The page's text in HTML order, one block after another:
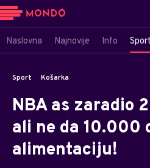
Naslovna Najnovije Info Sport
Sport Košarka
NBA as zaradio
ali ne da 10.000
alimentaciju!